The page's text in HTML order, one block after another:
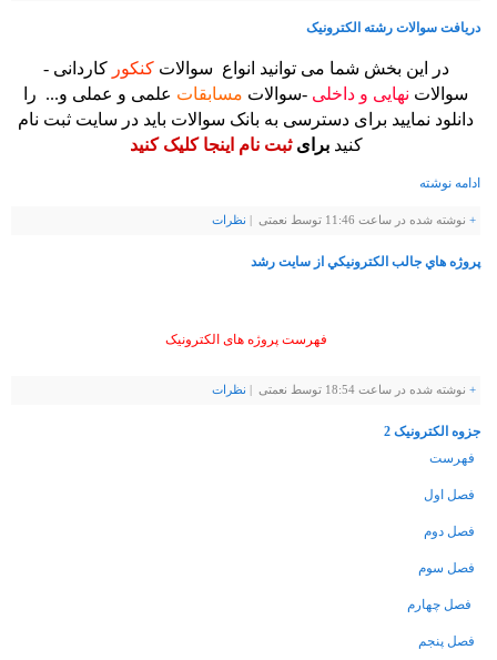
دریافت سوالات رشته الکترونیک
در این بخش شما می توانید انواع سوالات کنکور کاردانی -
سوالات نهایی و داخلی -سوالات مسابقات علمی و عملی و... را
دانلود نمایید برای دسترسی به بانک سوالات باید در سایت ثبت نام
کنیدبرایثبت نام اینجا کلیک کنید
ادامه نوشته
+ نوشته شده در ساعت 11:46 توسط نعمتی | نظرات
پروژه هاي جالب الكترونيكي از سايت رشد
فهرست پروژه های الکترونیک
+ نوشته شده در ساعت 18:54 توسط نعمتی | نظرات
جزوه الکترونیک 2
فهرست
فصل اول
فصل دوم
فصل سوم
فصل چهارم
فصل پنجم